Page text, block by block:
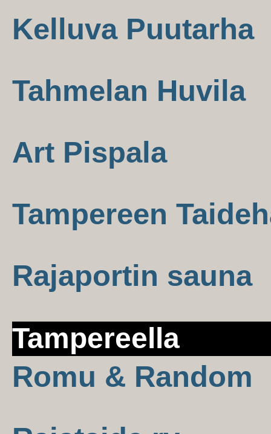
Kelluva Puutarha
Tahmelan Huvila
Art Pispala
Tampereen
Rajaportin sauna
Tampereella
Romu & Random